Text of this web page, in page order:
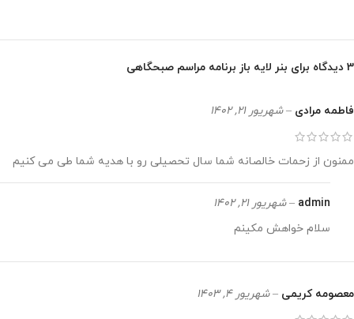
3 دیدگاه برای بنر لایه باز برنامه مراسم صبحگاهی
فاطمه مرادی – شهریور 21, 1402
ممنون از زحمات خالصانه شما سال تحصیلی رو با هدیه شما طی می کنیم
admin
– شهریور 21, 1402
سلام خواهش مکینم
معصومه کریمی – شهریور 4, 1403